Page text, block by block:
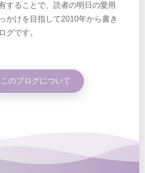
することで、読者の明日の愛用
かけを目指して2010年から書き
グです。
このブログについて